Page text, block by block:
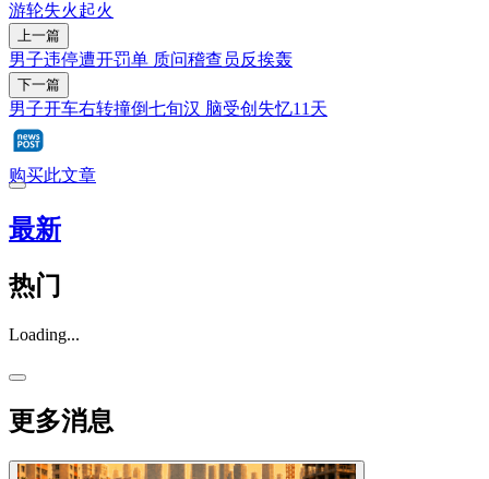
游轮失火起火
上一篇
男子违停遭开罚单 质问稽查员反挨轰
下一篇
男子开车右转撞倒七旬汉 脑受创失忆11天
购买此文章
最新
热门
Loading...
更多消息